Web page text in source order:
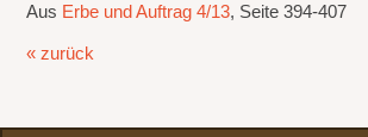
Aus Erbe und Auftrag 4/13, Seite 394-407
« zurück